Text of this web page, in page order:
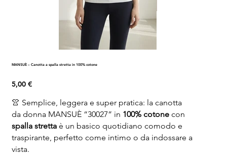
MANSUÈ – Canotta a spalla stretta in 100% cotone
Prezzo
5,00 €
👚 Semplice, leggera e super pratica: la canotta
da donna MANSUÈ “30027” in 100% cotonecon
spalla strettaè un basico quotidiano comodo e
traspirante, perfetto come intimo o da indossare a
vista.